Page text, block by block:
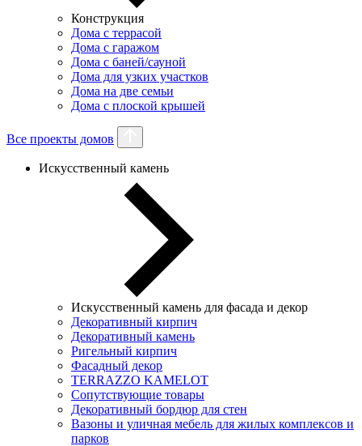
Конструкция
Дома с террасой
Дома с гаражом
Дома с баней/сауной
Дома для узких участков
Дома на две семьи
Дома с плоской крышей
Все проекты домов
Искусственный камень
Искусственный камень для фасада и декор
Декоративный кирпич
Декоративный камень
Ригельный кирпич
Фасадный декор
TERRAZZO KAMELOT
Сопутствующие товары
Декоративный бордюр для стен
Вазоны и уличная мебель для жилых комплексов и
парков